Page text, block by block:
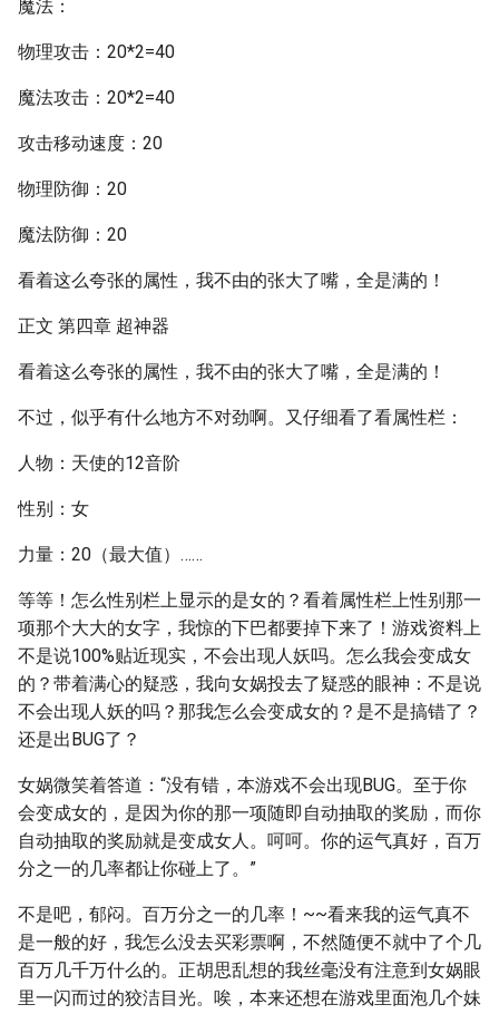
魔法：
物理攻击：20*2=40
魔法攻击：20*2=40
攻击移动速度：20
物理防御：20
魔法防御：20
看着这么夸张的属性，我不由的张大了嘴，全是满的！
正文 第四章 超神器
看着这么夸张的属性，我不由的张大了嘴，全是满的！
不过，似乎有什么地方不对劲啊。又仔细看了看属性栏：
人物：天使的12音阶
性别：女
力量：20（最大值）……
等等！怎么性别栏上显示的是女的？看着属性栏上性别那一
项那个大大的女字，我惊的下巴都要掉下来了！游戏资料上
不是说100%贴近现实，不会出现人妖吗。怎么我会变成女
的？带着满心的疑惑，我向女娲投去了疑惑的眼神：不是说
不会出现人妖的吗？那我怎么会变成女的？是不是搞错了？
还是出BUG了？
女娲微笑着答道：“没有错，本游戏不会出现BUG。至于你
会变成女的，是因为你的那一项随即自动抽取的奖励，而你
自动抽取的奖励就是变成女人。呵呵。你的运气真好，百万
分之一的几率都让你碰上了。”
不是吧，郁闷。百万分之一的几率！~~看来我的运气真不
是一般的好，我怎么没去买彩票啊，不然随便不就中了个几
百万几千万什么的。正胡思乱想的我丝毫没有注意到女娲眼
里一闪而过的狡洁目光。唉，本来还想在游戏里面泡几个妹